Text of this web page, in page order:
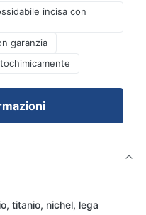
incisa con
garanzia
titanio, nichel, lega